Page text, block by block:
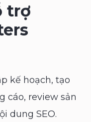
trợ
kế hoạch, tạo
cáo, review sản
dung SEO.